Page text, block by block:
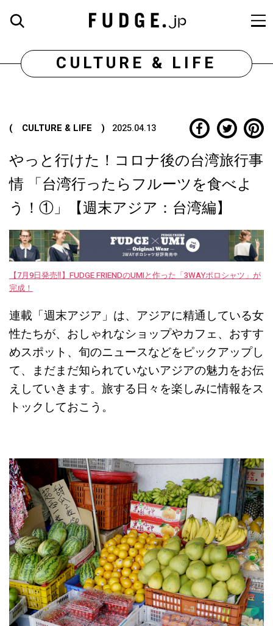
CULTURE & LIFE
( CULTURE & LIFE ) 2025.04.13
やっと行けた！コロナ後の台湾旅行事
情 「台湾行ったらフルーツを食べよ
う！①」【週末アジア：台湾編】
【7月9日発売‼︎】FUDGE FRIENDのUMIと作った「3WAYポロシャツ」が
完成！
連載「週末アジア」は、アジアに精通している女
性たちが、おしゃれなショップやカフェ、おすす
めスポット、旬のニュースなどをピックアップし
て、まだまだ知られていないアジアの魅力をお伝
えしていきます。旅する日々を楽しみに情報をス
トックしておこう。